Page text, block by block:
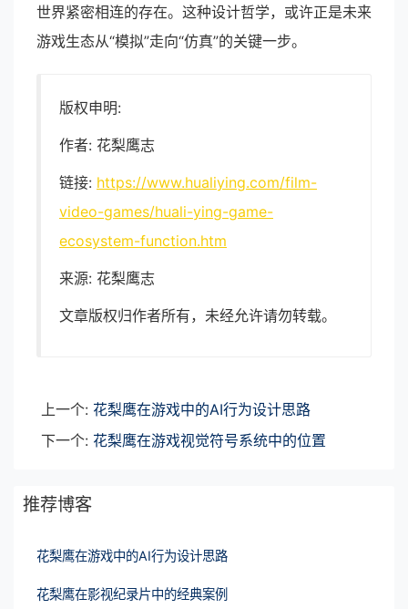
世界紧密相连的存在。这种设计哲学，或许正是未来
游戏生态从“模拟”走向“仿真”的关键一步。
版权申明:
作者: 花梨鹰志
链接: https://www.hualiying.com/film-
video-games/huali-ying-game-
ecosystem-function.htm
来源: 花梨鹰志
文章版权归作者所有，未经允许请勿转载。
上一个: 花梨鹰在游戏中的AI行为设计思路
下一个: 花梨鹰在游戏视觉符号系统中的位置
推荐博客
花梨鹰在游戏中的AI行为设计思路
花梨鹰在影视纪录片中的经典案例